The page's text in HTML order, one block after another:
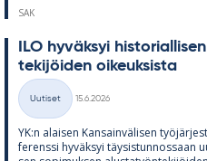
SAK
ILO hy­väk­syi
te­ki­jöi­den oi­keuk­sista
Kategoriat
Uutiset
15.6.2026
YK:n alai­sen Kan­sain­vä­li­sen
fe­renssi hy­väk­syi täy­sis­tun­nos­saan